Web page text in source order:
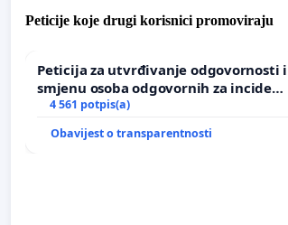
Peticije koje drugi korisnici promoviraju
Peticija za utvrđivanje odgovornosti i
smjenu osoba odgovornih za incident
u Zoološkom vrtu Grada Zagreba
4 561 potpis(a)
Obavijest o transparentnosti